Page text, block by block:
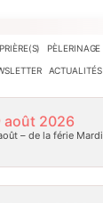
PRIÈRE(S) PÈLERINAGE
ACTUALITÉS
août 2026
– de la férie Mardi